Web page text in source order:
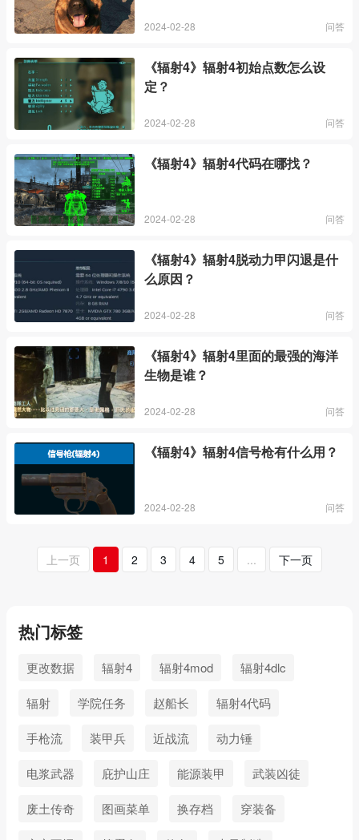
2024-02-28 问答
《辐射4》辐射4初始点数怎么设
定？
2024-02-28 问答
《辐射4》辐射4代码在哪找？
2024-02-28 问答
《辐射4》辐射4脱动力甲闪退是什
么原因？
2024-02-28 问答
《辐射4》辐射4里面的最强的海洋
生物是谁？
2024-02-28 问答
《辐射4》辐射4信号枪有什么用？
2024-02-28 问答
上一页 1 2 3 4 5 ... 下一页
热门标签
更改数据 辐射4 辐射4mod 辐射4dlc
辐射 学院任务 赵船长 辐射4代码
手枪流 装甲兵 近战流 动力锤
电浆武器 庇护山庄 能源装甲 武装凶徒
废土传奇 图画菜单 换存档 穿装备